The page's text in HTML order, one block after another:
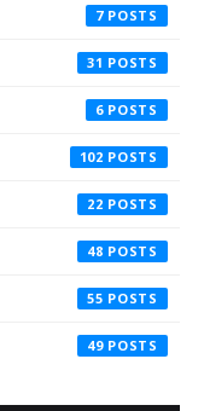
7
31
6
102
22
48
55
49